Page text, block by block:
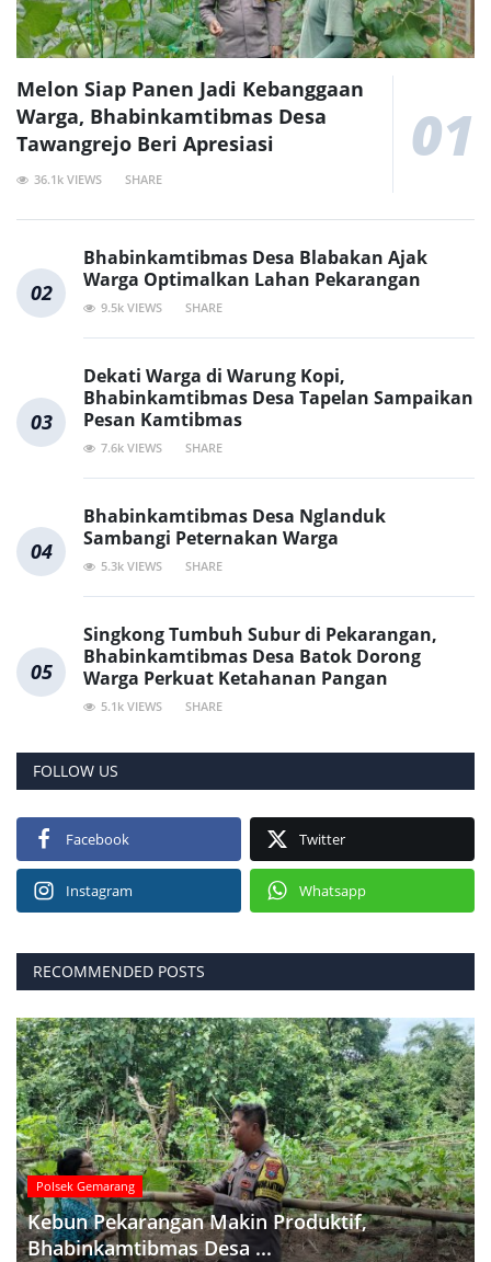
Melon Siap Panen Jadi Kebanggaan
Warga, Bhabinkamtibmas Desa
Tawangrejo Beri Apresiasi
36.1k VIEWS SHARE
01
02
Bhabinkamtibmas Desa Blabakan Ajak
Warga Optimalkan Lahan Pekarangan
9.5k VIEWS SHARE
03
Dekati Warga di Warung Kopi,
Bhabinkamtibmas Desa Tapelan Sampaikan
Pesan Kamtibmas
7.6k VIEWS SHARE
04
Bhabinkamtibmas Desa Nglanduk
Sambangi Peternakan Warga
5.3k VIEWS SHARE
05
Singkong Tumbuh Subur di Pekarangan,
Bhabinkamtibmas Desa Batok Dorong
Warga Perkuat Ketahanan Pangan
5.1k VIEWS SHARE
FOLLOW US
Facebook Twitter
Instagram Whatsapp
RECOMMENDED POSTS
Polsek Gemarang
Kebun Pekarangan Makin Produktif,
Bhabinkamtibmas Desa ...